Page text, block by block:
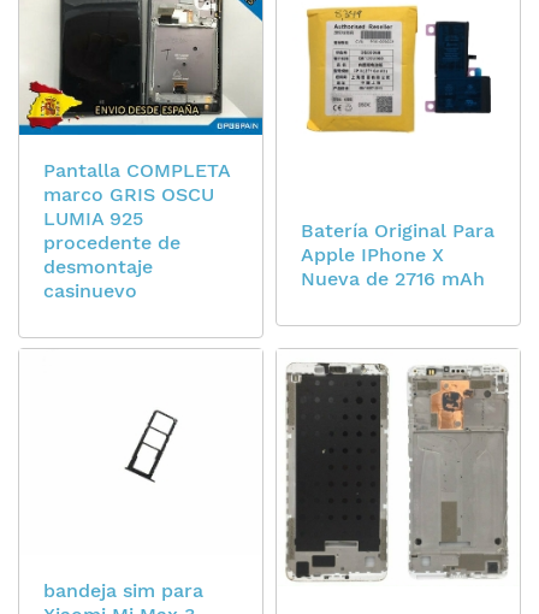
Pantalla COMPLETA
marco GRIS OSCU
LUMIA 925
procedente de
desmontaje
casinuevo
Batería Original Para
Apple IPhone X
Nueva de 2716 mAh
bandeja sim para